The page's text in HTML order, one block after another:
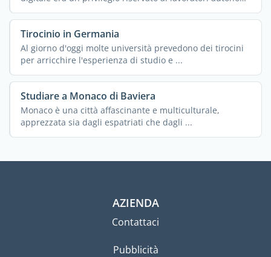
o agli ...
Tirocinio in Germania
Al giorno d'oggi molte università prevedono dei tirocini
per arricchire l'esperienza di studio e ...
Studiare a Monaco di Baviera
Monaco è una città affascinante e multiculturale,
apprezzata sia dagli espatriati che dagli ...
AZIENDA
Contattaci
Pubblicità